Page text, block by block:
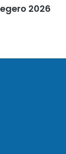
2026